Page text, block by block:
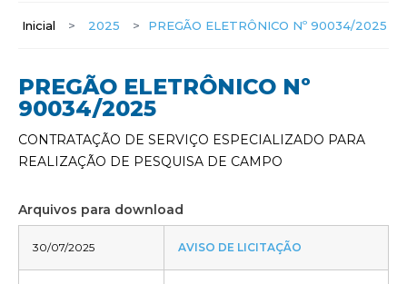
Inicial > 2025 > PREGÃO ELETRÔNICO Nº 90034/2025
PREGÃO ELETRÔNICO Nº
90034/2025
CONTRATAÇÃO DE SERVIÇO ESPECIALIZADO PARA
REALIZAÇÃO DE PESQUISA DE CAMPO
Arquivos para download
30/07/2025 AVISO DE LICITAÇÃO